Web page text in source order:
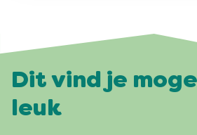
Dit vind je
leuk